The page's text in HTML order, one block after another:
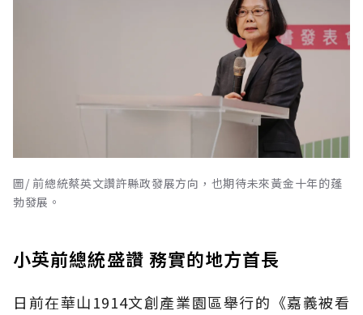
圖/ 前總統蔡英文讚許縣政發展方向，也期待未來黃金十年的蓬
勃發展。
小英前總統盛讚 務實的地方首長
日前在華山1914文創產業園區舉行的《嘉義被看